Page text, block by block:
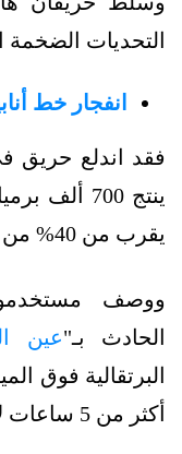
التحديات الضخمة
انفجار خط
فقد اندلع حريق
ينتج 700
يقرب من 40% من إجمالي إنتاج الشركة.
ووصف مستخدمو
الحادث بـ"عين
البرتقالية فوق
أكثر من 5 ساعات لإخماده.